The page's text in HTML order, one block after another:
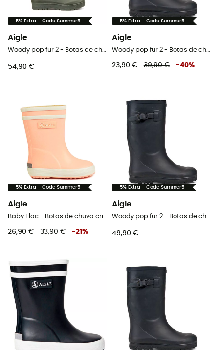
-5% Extra - Code Summer5
Aigle
Woody pop fur 2 - Botas de chuva criança
54,90 €
-5% Extra - Code Summer5
Aigle
Woody pop fur 2 - Botas de chuva criança
23,90 € 39,90 € -40%
-5% Extra - Code Summer5
Aigle
26,90 € 33,90 € -21 %
-5% Extra - Code Summer5
Aigle
49,90 €